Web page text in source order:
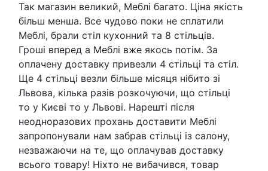
Так магазин великий, Меблі багато. Ціна якість
більш менша. Все чудово поки не сплатили
Меблі, брали стіл кухонний та 8 стільців.
Гроші вперед а Меблі вже якось потім. За
оплачену доставку привезли 4 стільці та стіл.
Ще 4 стільці везли більше місяця нібито зі
Львова, кілька разів розкочуючи, що стільці
то у Києві то у Львові. Нарешті після
неодноразових прохань доставити Меблі
запропонували нам забрав стільці із салону,
незважаючи на те, що оплачував доставку
всього товару! Ніхто не вибачився, товар